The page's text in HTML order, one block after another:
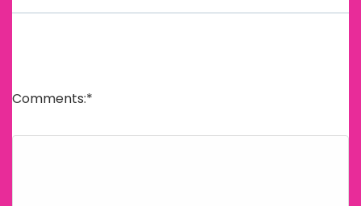
Comments:*